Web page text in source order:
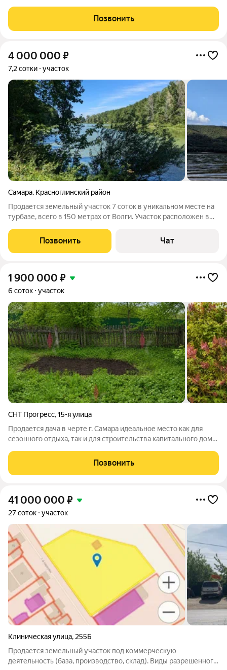
дачный домик с беседкой (строения не оформлены). Свет
подведён, вода для полива имеется.
Позвонить
4 000 000 ₽
7,2 сотки участок
Самара, Красноглинский район
Продается земельный участок 7 соток в уникальном месте на
турбазе, всего в 150 метрах от Волги. Участок расположен в
как для отдыха, так и для реализации коммерческого проекта.
Категория земли
Позвонить Чат
1 900 000 ₽
6 соток участок
СНТ Прогресс,15-я улица
Продается дача в черте г. Самара идеальное место как для
сезонного отдыха, так и для строительства капитального дома.
заведено, газ проходит прямо по границе участка. 20 км от
центра города по
Позвонить
41 000 000 ₽
27 соток участок
Клиническая улица, 255Б
Продается земельный участок под коммерческую
деятельность (база, производство, склад). Виды разрешенного